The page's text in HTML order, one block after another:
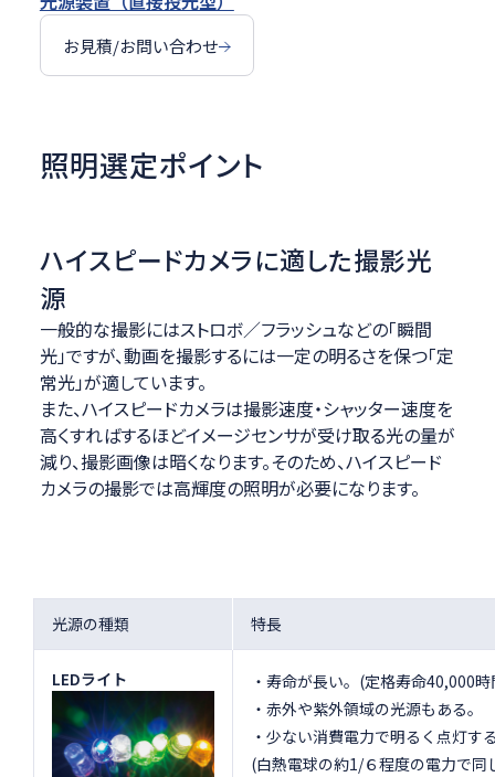
お見積/お問い合わせ
照明選定ポイント
ハイスピードカメラに適した撮影光
源
一般的な撮影にはストロボ／フラッシュなどの「瞬間
光」ですが、動画を撮影するには一定の明るさを保つ「定
常光」が適しています。
また、ハイスピードカメラは撮影速度・シャッター速度を
高くすればするほどイメージセンサが受け取る光の量が
減り、撮影画像は暗くなります。そのため、ハイスピード
カメラの撮影では高輝度の照明が必要になります。
光源の種類 特長
LEDライト
・寿命が長い。(定格寿命40,000
・赤外や紫外領域の光源もある。
・少ない消費電力で明るく点灯す
(白熱電球の約1/６程度の電力で同